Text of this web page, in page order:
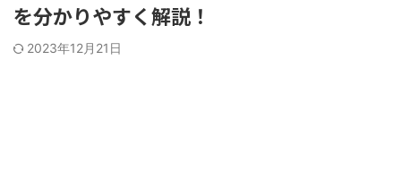
を分かりやすく解説！
2023年12月21日